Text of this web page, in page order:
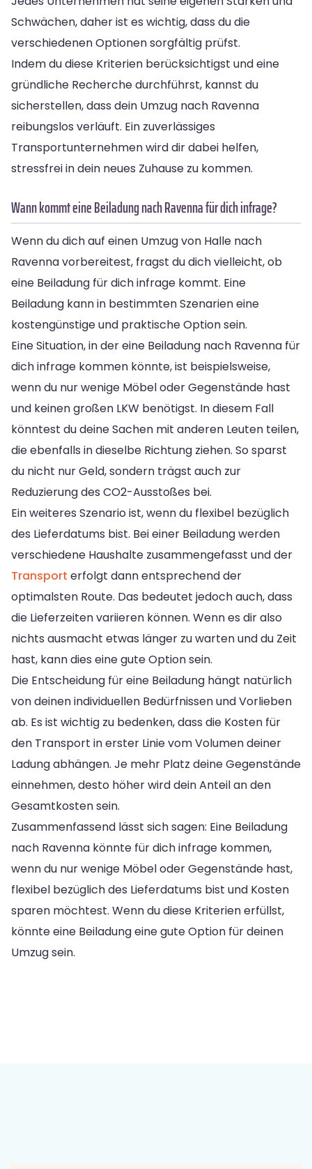
Schwächen, daher ist es wichtig, dass du die
verschiedenen Optionen sorgfältig prüfst.
Indem du diese Kriterien berücksichtigst und eine
gründliche Recherche durchführst, kannst du
sicherstellen, dass dein Umzug nach Ravenna
reibungslos verläuft. Ein zuverlässiges
Transportunternehmen wird dir dabei helfen,
stressfrei in dein neues Zuhause zu kommen.
Wann kommt eine Beiladung nach Ravenna für dich infrage?
Wenn du dich auf einen Umzug von Halle nach
Ravenna vorbereitest, fragst du dich vielleicht, ob
eine Beiladung für dich infrage kommt. Eine
Beiladung kann in bestimmten Szenarien eine
kostengünstige und praktische Option sein.
Eine Situation, in der eine Beiladung nach Ravenna für
dich infrage kommen könnte, ist beispielsweise,
wenn du nur wenige Möbel oder Gegenstände hast
und keinen großen LKW benötigst. In diesem Fall
könntest du deine Sachen mit anderen Leuten teilen,
die ebenfalls in dieselbe Richtung ziehen. So sparst
du nicht nur Geld, sondern trägst auch zur
Reduzierung des CO2-Ausstoßes bei.
Ein weiteres Szenario ist, wenn du flexibel bezüglich
des Lieferdatums bist. Bei einer Beiladung werden
verschiedene Haushalte zusammengefasst und der
Transport erfolgt dann entsprechend der
optimalsten Route. Das bedeutet jedoch auch, dass
die Lieferzeiten variieren können. Wenn es dir also
nichts ausmacht etwas länger zu warten und du Zeit
hast, kann dies eine gute Option sein.
Die Entscheidung für eine Beiladung hängt natürlich
von deinen individuellen Bedürfnissen und Vorlieben
ab. Es ist wichtig zu bedenken, dass die Kosten für
den Transport in erster Linie vom Volumen deiner
Ladung abhängen. Je mehr Platz deine Gegenstände
einnehmen, desto höher wird dein Anteil an den
Gesamtkosten sein.
Zusammenfassend lässt sich sagen: Eine Beiladung
nach Ravenna könnte für dich infrage kommen,
wenn du nur wenige Möbel oder Gegenstände hast,
flexibel bezüglich des Lieferdatums bist und Kosten
sparen möchtest. Wenn du diese Kriterien erfüllst,
könnte eine Beiladung eine gute Option für deinen
Umzug sein.